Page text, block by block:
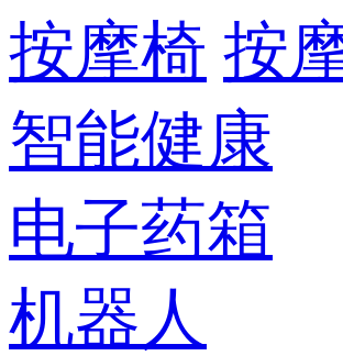
按摩椅 按
智能健康
电子药箱
机器人